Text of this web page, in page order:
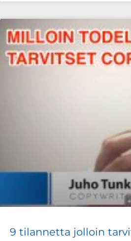
9 tilannetta jolloin